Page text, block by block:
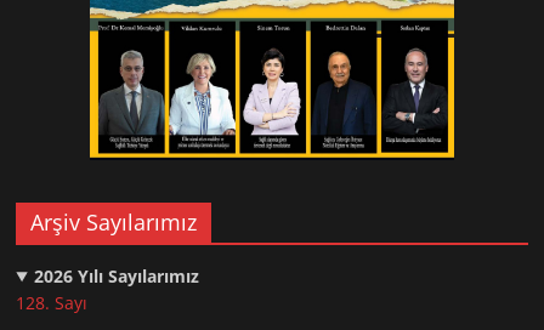
Arşiv Sayılarımız
2026 Yılı Sayılarımız
128. Sayı